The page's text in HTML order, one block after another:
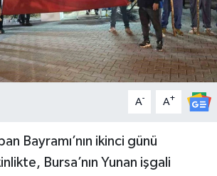
A- A+
Bayramı’nın ikinci günü
Bursa’nın Yunan işgali